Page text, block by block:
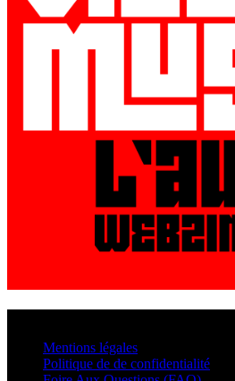
Mentions légales
Politique de de confidentialité